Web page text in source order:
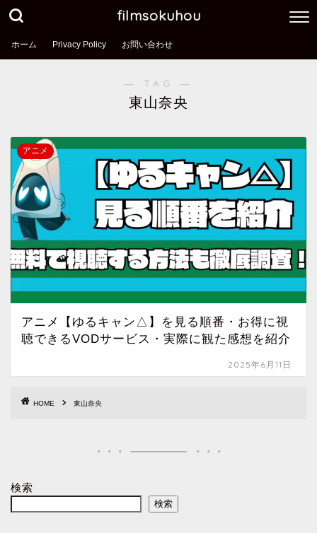
filmsokuhou
ホーム Privacy Policy お問い合わせ
― TAG ―
東山奈央
アニメ
アニメ【ゆるキャン△】を見る順番・お得に視
聴できるVODサービス・実際に観た感想を紹介
2025年6月11日
HOME 東山奈央
検索
検索